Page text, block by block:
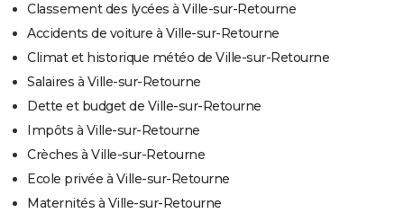
Classement des lycées à Ville-sur-Retourne
Accidents de voiture à Ville-sur-Retourne
Climat et historique météo de Ville-sur-Retourne
Salaires à Ville-sur-Retourne
Dette et budget de Ville-sur-Retourne
Impôts à Ville-sur-Retourne
Crèches à Ville-sur-Retourne
Ecole privée à Ville-sur-Retourne
Maternités à Ville-sur-Retourne